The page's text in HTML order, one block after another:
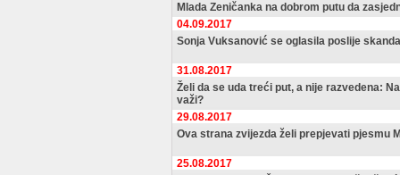
Mlada Zeničanka na dobrom putu da
04.09.2017
Sonja Vuksanović se oglasila poslije
31.08.2017
Želi da se uda treći put, a nije razvedena:
važi?
29.08.2017
Ova strana zvijezda želi prepjevati pjesmu
25.08.2017